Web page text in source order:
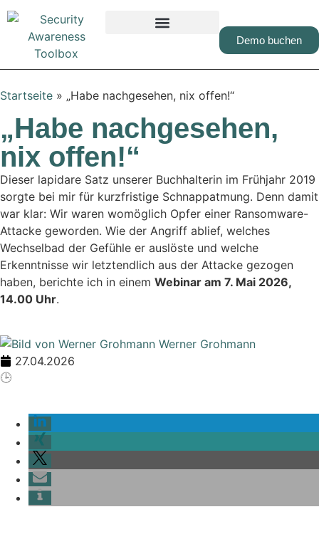
Demo buchen
Startseite » „Habe nachgesehen, nix offen!“
„Habe nachgesehen,
nix offen!“
Dieser lapidare Satz unserer Buchhalterin im Frühjahr 2019
sorgte bei mir für kurzfristige Schnappatmung. Denn damit
war klar: Wir waren womöglich Opfer einer Ransomware-
Attacke geworden. Wie der Angriff ablief, welches
Wechselbad der Gefühle er auslöste und welche
Erkenntnisse wir letztendlich aus der Attacke gezogen
haben, berichte ich in einem Webinar am 7. Mai 2026,
14.00 Uhr.
Werner Grohmann
27.04.2026
🕒